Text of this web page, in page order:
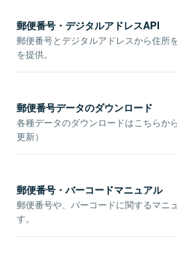
郵便番号・デジタルアドレスAPI
郵便番号とデジタルアドレスから住所
を提供。
郵便番号データのダウンロード
各種データのダウンロードはこちらか
更新）
郵便番号・バーコードマニュアル
郵便番号や、バーコードに関するマニ
す。